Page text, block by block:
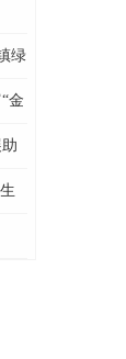
绿
金